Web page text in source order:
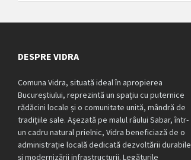
DESPRE VIDRA
Comuna Vidra, situată ideal în apropierea
Bucureștiului, reprezintă un spațiu cu puternice
rădăcini locale și o comunitate unită, mândră de
tradițiile sale. Așezată pe malul râului Sabar, într-
un cadru natural prielnic, Vidra beneficiază de o
administrație locală dedicată dezvoltării durabile
și modernizării infrastructurii. Legăturile